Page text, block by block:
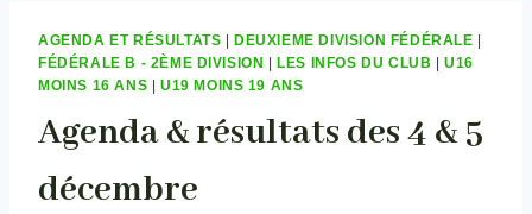
AGENDA ET RÉSULTATS DEUXIEME DIVISION FÉDÉRALE
FÉDÉRALE B - 2ÈME DIVISION
LES INFOS DU CLUB |U16
MOINS 16 ANS
U19 MOINS 19 ANS
Agenda & résultats des 4 & 5
décembre